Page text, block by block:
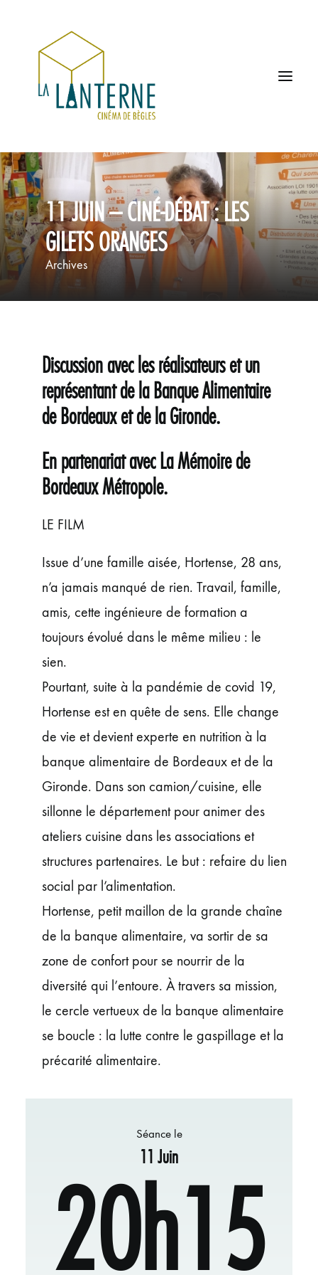
ACCUEIL
LES HORAIRES
À L’AFFICHE
PROCHAINEMENT
PRATIQUE
11 JUIN – CINÉ-DÉBAT : LES
GILETS ORANGES
Archives
Discussion avec les réalisateurs et un
représentant de la Banque Alimentaire
de Bordeaux et de la Gironde.
En partenariat avec La Mémoire de
Bordeaux Métropole.
LE FILM
Issue d’une famille aisée, Hortense, 28 ans,
n’a jamais manqué de rien. Travail, famille,
amis, cette ingénieure de formation a
toujours évolué dans le même milieu : le
sien.
Pourtant, suite à la pandémie de covid 19,
Hortense est en quête de sens. Elle change
de vie et devient experte en nutrition à la
banque alimentaire de Bordeaux et de la
Gironde. Dans son camion/cuisine, elle
sillonne le département pour animer des
ateliers cuisine dans les associations et
structures partenaires. Le but : refaire du lien
social par l’alimentation.
Hortense, petit maillon de la grande chaîne
de la banque alimentaire, va sortir de sa
zone de confort pour se nourrir de la
diversité qui l’entoure. À travers sa mission,
le cercle vertueux de la banque alimentaire
se boucle : la lutte contre le gaspillage et la
précarité alimentaire.
Séance le
11 Juin
20h15